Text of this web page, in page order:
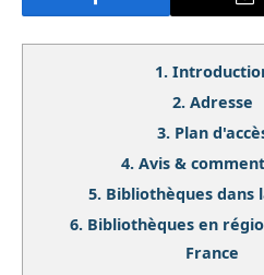
1.
2. Adresse
3. Plan
4. Avis &
5. Bibliothèques dans
6. Bibliothèques en
France